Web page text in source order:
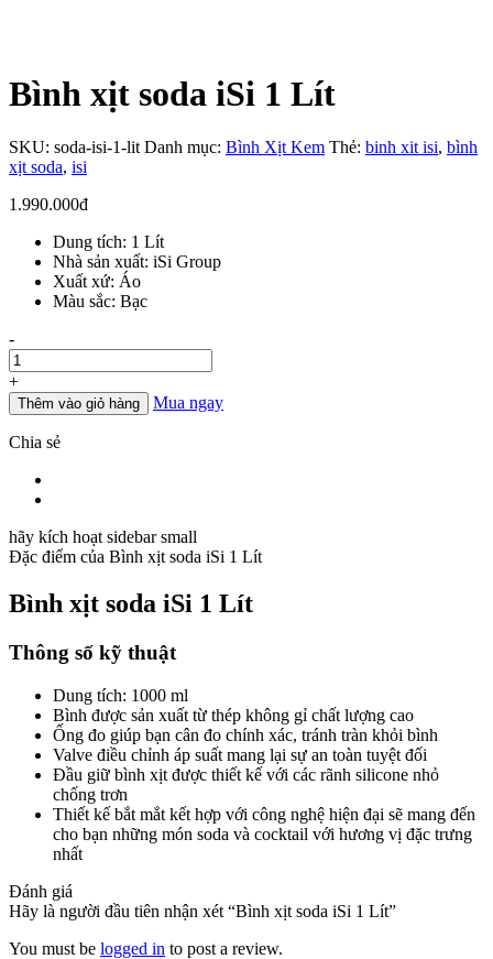
Bình xịt soda iSi 1 Lít
SKU: soda-isi-1-lit Danh mục: Bình Xịt Kem Thẻ: binh xit isi, bình
xịt soda, isi
1.990.000đ
Dung tích: 1 Lít
Nhà sản xuất: iSi Group
Xuất xứ: Áo
Màu sắc: Bạc
Số
lượng
-
+
Thêm vào giỏ hàng Mua ngay
Chia sẻ
hãy kích hoạt sidebar small
Đặc điểm của Bình xịt soda iSi 1 Lít
Bình xịt soda iSi 1 Lít
Thông số kỹ thuật
Dung tích: 1000 ml
Bình được sản xuất từ thép không gỉ chất lượng cao
Ống đo giúp bạn cân đo chính xác, tránh tràn khỏi bình
Valve điều chỉnh áp suất mang lại sự an toàn tuyệt đối
Đầu giữ bình xịt được thiết kế với các rãnh silicone nhỏ
chống trơn
Thiết kế bắt mắt kết hợp với công nghệ hiện đại sẽ mang đến
cho bạn những món soda và cocktail với hương vị đặc trưng
nhất
Đánh giá
Hãy là người đầu tiên nhận xét “Bình xịt soda iSi 1 Lít”
You must be logged in to post a review.